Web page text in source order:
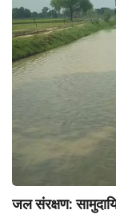
जल संरक्षण: